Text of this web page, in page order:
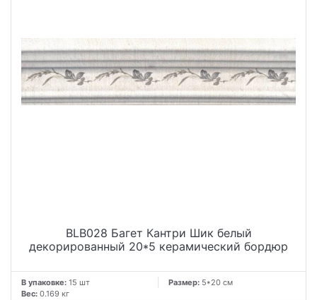
BLB028 Багет Кантри Шик белый
декорированный 20*5 керамический бордюр
В упаковке: 15 шт Размер: 5*20 см
Вес: 0.169 кг